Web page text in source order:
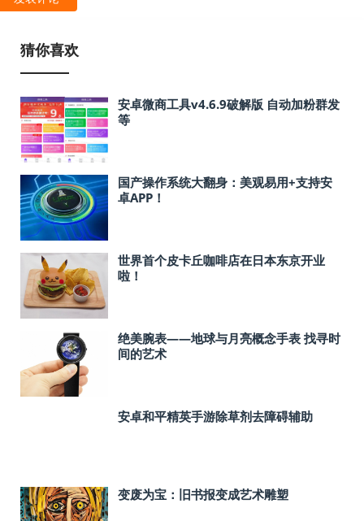
猜你喜欢
安卓微商工具v4.6.9破解版 自动加粉群发
等
国产操作系统大翻身：美观易用+支持安
卓APP！
世界首个皮卡丘咖啡店在日本东京开业
啦！
绝美腕表——地球与月亮概念手表 找寻时
间的艺术
安卓和平精英手游除草剂去障碍辅助
变废为宝：旧书报变成艺术雕塑